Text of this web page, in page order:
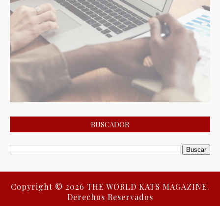
BUSCADOR
Copyright © 2026 THE WORLD KATS MAGAZINE.
Derechos Reservados